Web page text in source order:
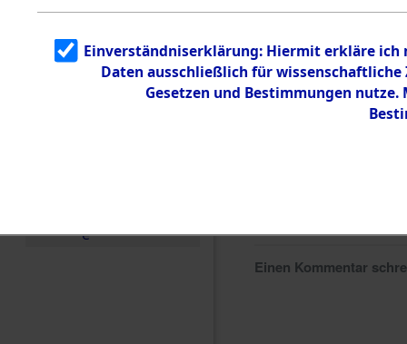
5.3.2
g
5.3.3
Todesmärsch
e
Einen Kommentar
Einverständniserklärung: Hiermit erkläre ich
Daten ausschließlich für
Gesetzen und Bestimmungen